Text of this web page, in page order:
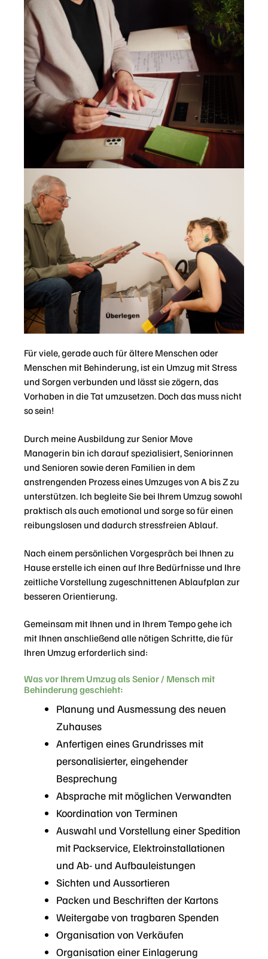
Für viele, gerade auch für ältere Menschen oder
Menschen mit Behinderung, ist ein Umzug mit Stress
und Sorgen verbunden und lässt sie zögern, das
Vorhaben in die Tat umzusetzen. Doch das muss nicht
so sein!
Durch meine Ausbildung zur Senior Move
Managerin bin ich darauf spezialisiert, Seniorinnen
und Senioren sowie deren Familien in dem
anstrengenden Prozess eines Umzuges von A bis Z zu
unterstützen. Ich begleite Sie bei Ihrem Umzug sowohl
praktisch als auch emotional und sorge so für einen
reibungslosen und dadurch stressfreien Ablauf.
Nach einem persönlichen Vorgespräch bei Ihnen zu
Hause erstelle ich einen auf Ihre Bedürfnisse und Ihre
zeitliche Vorstellung zugeschnittenen Ablaufplan zur
besseren Orientierung.
Gemeinsam mit Ihnen und in Ihrem Tempo gehe ich
mit Ihnen anschließend alle nötigen Schritte, die für
Ihren Umzug erforderlich sind:
Was vor Ihrem Umzug als Senior / Mensch mit
Behinderung geschieht:
Planung und Ausmessung des neuen
Zuhauses
Anfertigen eines Grundrisses mit
personalisierter, eingehender
Besprechung
Absprache mit möglichen Verwandten
Koordination von Terminen
Auswahl und Vorstellung einer Spedition
mit Packservice, Elektroinstallationen
und Ab- und Aufbauleistungen
Sichten und Aussortieren
Packen und Beschriften der Kartons
Weitergabe von tragbaren Spenden
Organisation von Verkäufen
Organisation einer Einlagerung